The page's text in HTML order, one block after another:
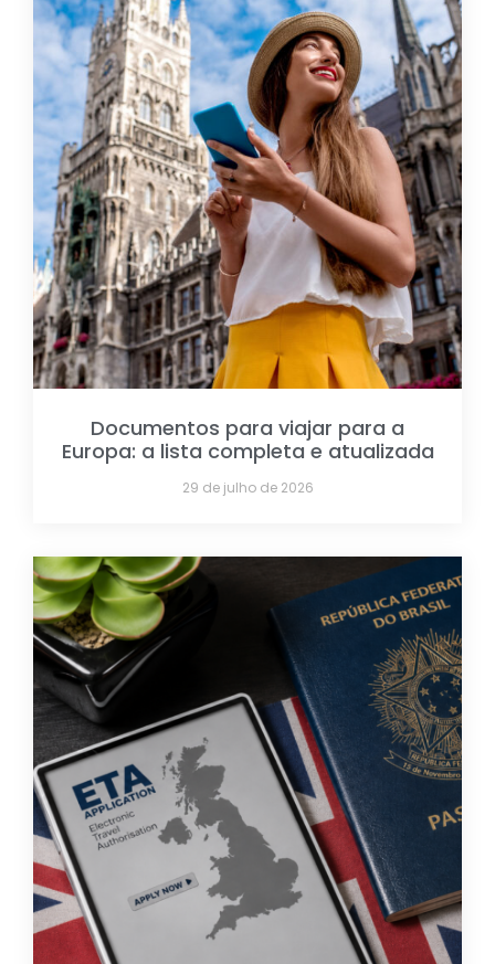
Documentos para viajar para a
Europa: a lista completa e atualizada
29 de julho de 2026